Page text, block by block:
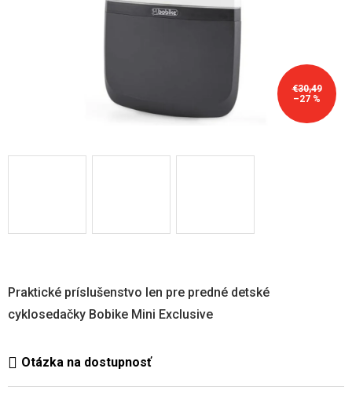
€30,49
–27 %
Praktické príslušenstvo len pre predné detské
cyklosedačky Bobike Mini Exclusive